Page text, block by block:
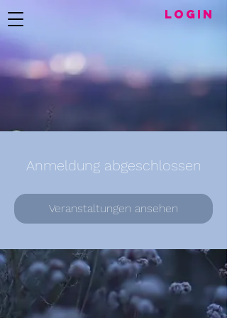
LogIN
Anmeldung abgeschlossen
Veranstaltungen ansehen